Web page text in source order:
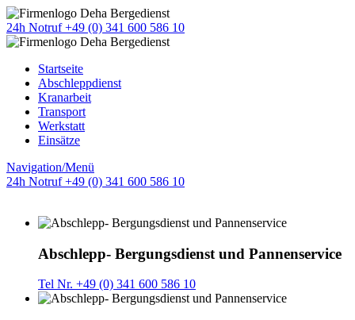
24h Notruf +49 (0) 341 600 586 10
Startseite
Abschleppdienst
Kranarbeit
Transport
Werkstatt
Einsätze
Navigation/Menü
24h Notruf +49 (0) 341 600 586 10
Abschlepp- Bergungsdienst und Pannenservice
Tel Nr. +49 (0) 341 600 586 10